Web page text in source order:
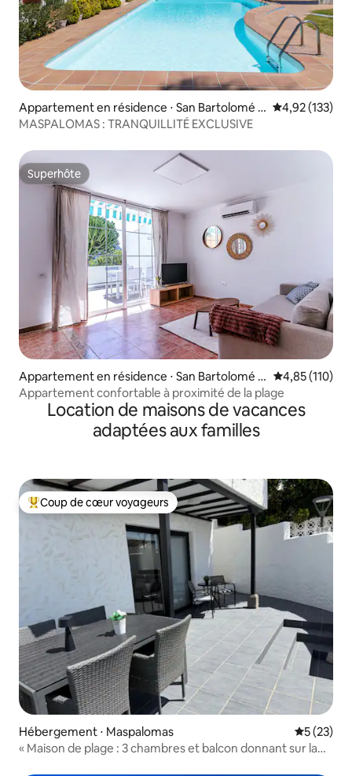
Appartement en résidence ⋅ San Bartolomé d
e Tirajana
Évaluation
4,92 (133)
MASPALOMAS : TRANQUILLITÉ EXCLUSIVE
Superhôte
Superhôte
Appartement en résidence ⋅ San Bartolomé d
e Tirajana
Évaluation
4,85 (110)
Appartement confortable à proximité de la plage
Location de maisons de vacances
adaptées aux familles
Coups de cœur voyageurs les plus appréciés
Coup de cœur voyageurs
Hébergement ⋅ Maspalomas
5 (23)
« Maison de plage : 3 chambres et balcon donnant sur la